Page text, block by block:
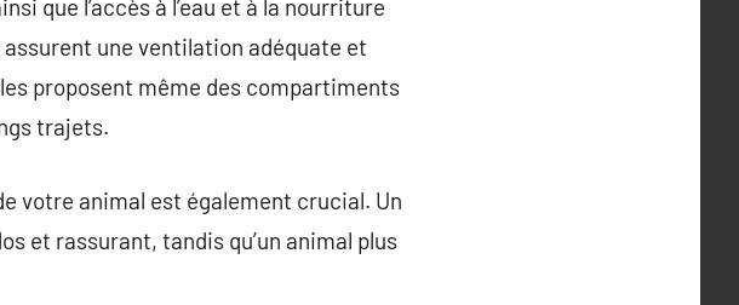
que l’accès à l’eau et à la nourriture
une ventilation adéquate et
proposent même des compartiments
trajets.
votre animal est également crucial. Un
et rassurant, tandis qu’un animal plus